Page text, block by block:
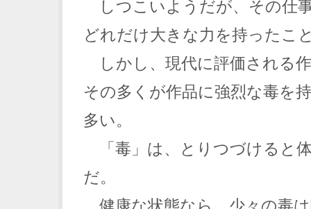
しつこいようだが、その仕
どれだけ大きな力を持ったこ
しかし、現代に評価される
その多くが作品に強烈な毒を
多い。
「毒」は、とりつづけると
だ。